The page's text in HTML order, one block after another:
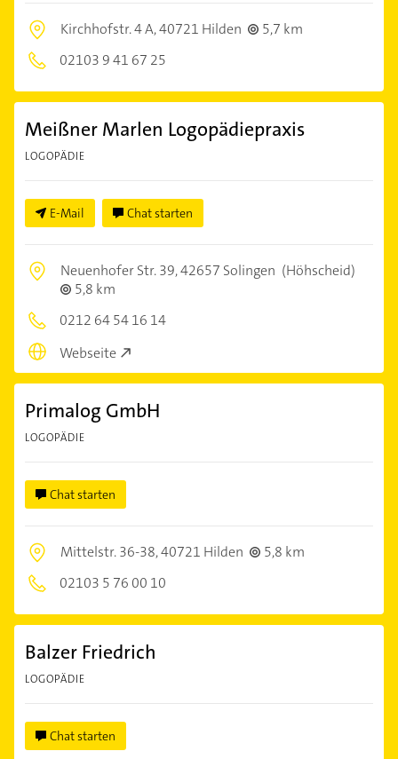
Kirchhofstr. 4 A,40721 Hilden
5,7 km
02103 9 41 67 25
Meißner Marlen Logopädiepraxis
LOGOPÄDIE
E-Mail Chat starten
Neuenhofer Str. 39,42657 Solingen (Höhscheid)
5,8 km
0212 64 54 16 14
Webseite
Primalog GmbH
LOGOPÄDIE
Chat starten
Mittelstr. 36-38,40721 Hilden
5,8 km
02103 5 76 00 10
Balzer Friedrich
LOGOPÄDIE
Chat starten